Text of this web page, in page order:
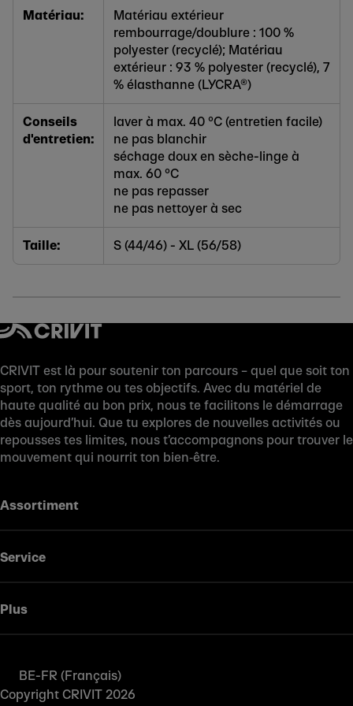
Matériau:
Matériau extérieur
rembourrage/doublure : 100 %
polyester (recyclé); Matériau
extérieur : 93 % polyester (recyclé), 7
% élasthanne (LYCRA®)
Conseils
d'entretien:
laver à max. 40 °C (entretien facile)
ne pas blanchir
séchage doux en sèche-linge à
max. 60 °C
ne pas repasser
ne pas nettoyer à sec
Taille: S (44/46) - XL (56/58)
CRIVIT est là pour soutenir ton parcours – quel que soit ton
sport, ton rythme ou tes objectifs. Avec du matériel de
haute qualité au bon prix, nous te facilitons le démarrage
dès aujourd’hui. Que tu explores de nouvelles activités ou
repousses tes limites, nous t’accompagnons pour trouver le
mouvement qui nourrit ton bien‑être.
Assortiment
Service
Plus
BE-FR (Français)
Copyright CRIVIT 2026